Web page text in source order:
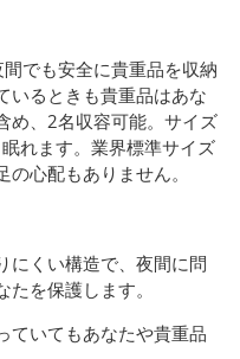
でも安全に貴重品を収納
いるときも貴重品はあな
め、2名収容可能。サイズ
れます。業界標準サイズ
心配もありません。
にくい構造で、夜間に問
を保護します。
ていてもあなたや貴重品